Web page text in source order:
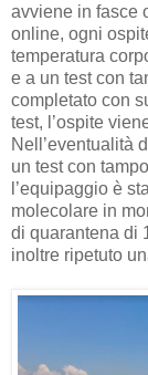
avviene in fasce
online, ogni
temperatura
e a un test con
completato con
test, l’ospite
Nell’eventualità
un test con
l’equipaggio è
molecolare in
di quarantena di
inoltre ripetuto